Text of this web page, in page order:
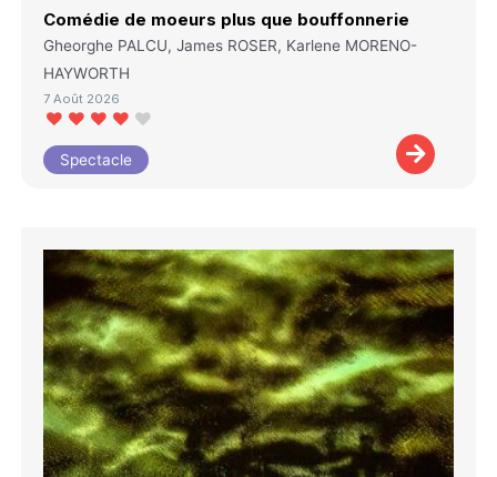
Comédie de moeurs plus que bouffonnerie
Gheorghe PALCU, James ROSER, Karlene MORENO-
HAYWORTH
7 Août 2026
Spectacle